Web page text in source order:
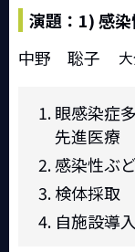
演題：1) 感
中野 聡子
眼感染症
先進医療
感染性ぶ
検体採取
自施設導